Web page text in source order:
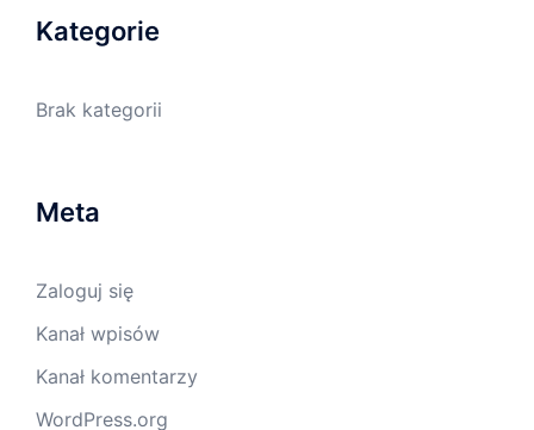
Kategorie
Brak kategorii
Meta
Zaloguj się
Kanał wpisów
Kanał komentarzy
WordPress.org